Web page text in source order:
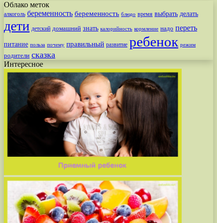
Облако меток
алкоголь беременность беременность блюдо время выбрать делать
дети детский домашний знать калорийность кормление надо переть
питание польза почему правильный развитие ребенок режим
родители сказка
Интересное